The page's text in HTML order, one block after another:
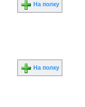
На полку
На полку